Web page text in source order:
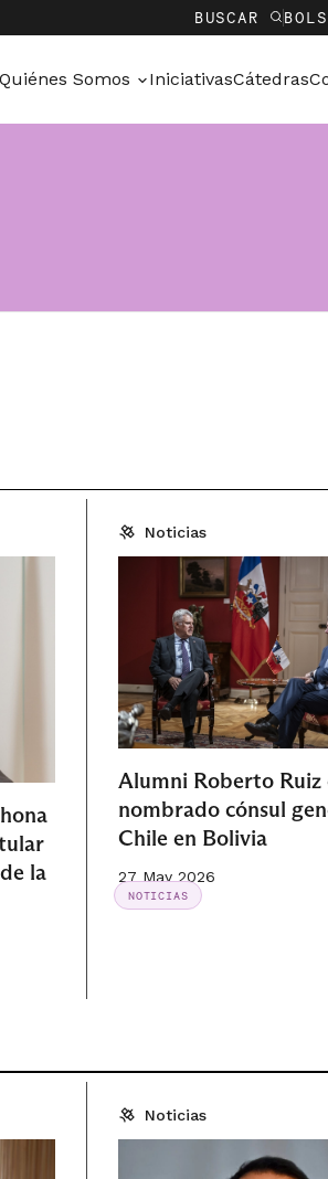
BUSCAR
Quiénes Somos IniciativasCátedras
la
Noticias
Alumni Roberto Ruiz
nombrado cónsul
Chile en Bolivia
27 May 2026
NOTICIAS
Noticias